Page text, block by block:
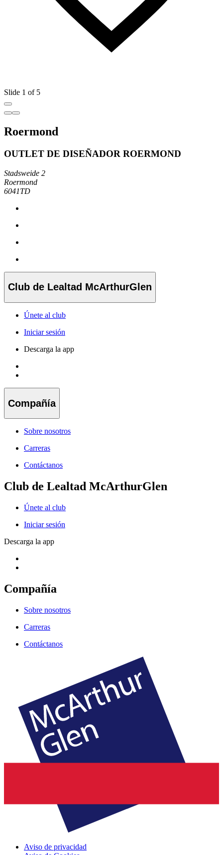
Slide 1 of 5
Roermond
OUTLET DE DISEÑADOR ROERMOND
Stadsweide 2
Roermond
6041TD
Club de Lealtad McArthurGlen
Únete al club
Iniciar sesión
Descarga la app
Compañía
Sobre nosotros
Carreras
Contáctanos
Club de Lealtad McArthurGlen
Únete al club
Iniciar sesión
Descarga la app
Compañía
Sobre nosotros
Carreras
Contáctanos
Aviso de privacidad